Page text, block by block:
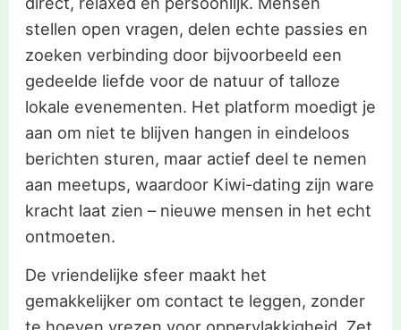
stellen open vragen, delen echte passies en
zoeken verbinding door bijvoorbeeld een
gedeelde liefde voor de natuur of talloze
lokale evenementen. Het platform moedigt je
aan om niet te blijven hangen in eindeloos
berichten sturen, maar actief deel te nemen
aan meetups, waardoor Kiwi-dating zijn ware
kracht laat zien – nieuwe mensen in het echt
ontmoeten.
De vriendelijke sfeer maakt het
gemakkelijker om contact te leggen, zonder